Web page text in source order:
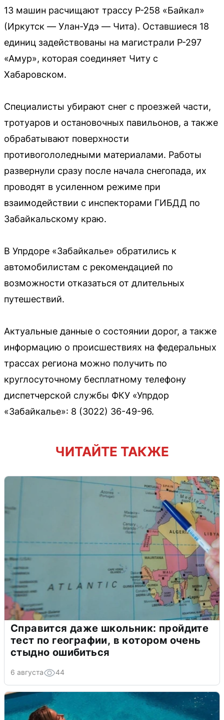
13 машин расчищают трассу Р-258 «Байкал»
(Иркутск — Улан-Удэ — Чита). Оставшиеся 18
единиц задействованы на магистрали Р-297
«Амур», которая соединяет Читу с
Хабаровском.
Специалисты убирают снег с проезжей части,
тротуаров и остановочных павильонов, а также
обрабатывают поверхности
противогололедными материалами. Работы
развернули сразу после начала снегопада, их
проводят в усиленном режиме при
взаимодействии с инспекторами ГИБДД по
Забайкальскому краю.
В Упрдоре «Забайкалье» обратились к
автомобилистам с рекомендацией по
возможности отказаться от длительных
путешествий.
Актуальные данные о состоянии дорог, а также
информацию о происшествиях на федеральных
трассах региона можно получить по
круглосуточному бесплатному телефону
диспетчерской службы ФКУ «Упрдор
«Забайкалье»: 8 (3022) 36-49-96.
ЧИТАЙТЕ ТАКЖЕ
Справится даже школьник: пройдите
тест по географии, в котором очень
стыдно ошибиться
6 августа 44